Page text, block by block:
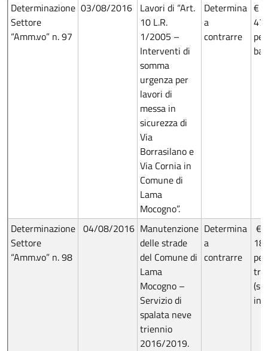
Determinazione
Settore
“Amm.vo” n. 97
03/08/2016 Lavori di “Art.
10 L.R.
1/2005 –
Interventi di
somma
urgenza per
lavori di
messa in
sicurezza di
Via
Borrasilano e
Via Cornia in
Comune di
Lama
Mocogno”.
Determina
a
contrarre
€
Determinazione
Settore
“Amm.vo” n. 98
04/08/2016 Manutenzione
delle strade
del Comune di
Lama
Mocogno –
Servizio di
spalata neve
triennio
2016/2019.
Determina
a
contrarre
€
in